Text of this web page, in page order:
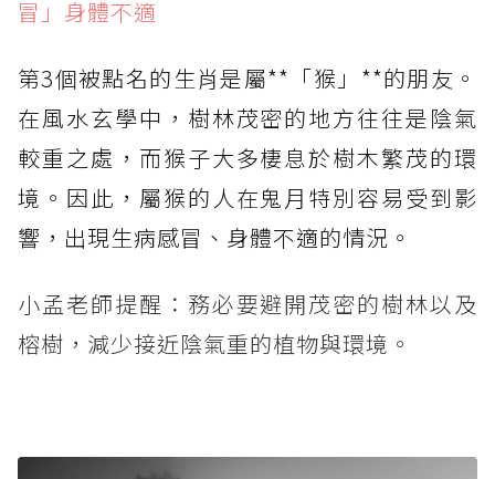
冒」身體不適
第3個被點名的生肖是屬**「猴」**的朋友。
在風水玄學中，樹林茂密的地方往往是陰氣
較重之處，而猴子大多棲息於樹木繁茂的環
境。因此，屬猴的人在鬼月特別容易受到影
響，出現生病感冒、身體不適的情況。
小孟老師提醒：務必要避開茂密的樹林以及
榕樹，減少接近陰氣重的植物與環境。